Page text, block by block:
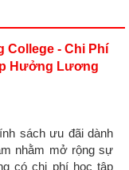
College - Chi Phí
Hưởng Lương
sách ưu đãi dành
nhằm mở rộng sự
có chi phí học tập